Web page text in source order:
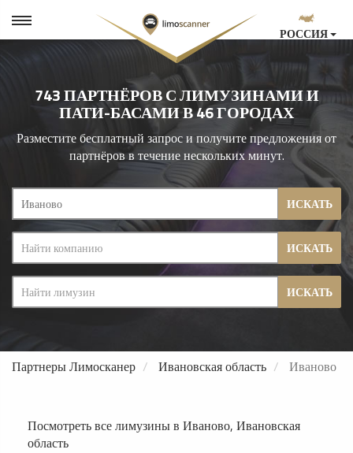
РОССИЯ
743 ПАРТНЁРОВ С ЛИМУЗИНАМИ И
ПАТИ-БАСАМИ В 46 ГОРОДАХ
Разместите бесплатный запрос и получите предложения от
партнёров в течение нескольких минут.
ИСКАТЬ
ИСКАТЬ
ИСКАТЬ
Партнеры Лимосканер Ивановская область Иваново
Посмотреть все лимузины в Иваново, Ивановская
область